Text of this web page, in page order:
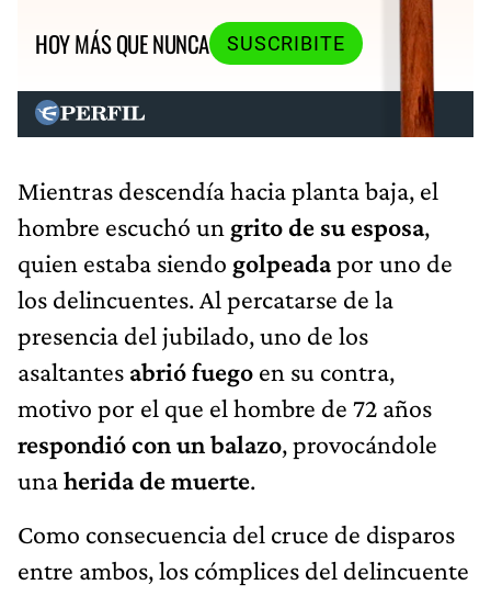
HOY MÁS QUE NUNCA
SUSCRIBITE
Mientras descendía hacia planta baja, el
hombre escuchó un grito de su esposa,
quien estaba siendo golpeadapor uno de
los delincuentes. Al percatarse de la
presencia del jubilado, uno de los
asaltantes abrió fuego en su contra,
motivo por el que el hombre de 72 años
respondió con un balazo, provocándole
unaherida de muerte.
Como consecuencia del cruce de disparos
entre ambos, los cómplices del delincuente